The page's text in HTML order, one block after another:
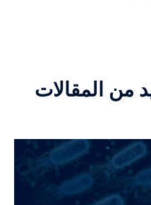
من المقالات